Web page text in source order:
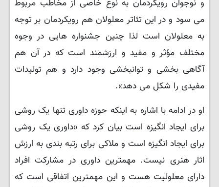
و نوجوان رویکردمان به نوع خاصی از مخاطب مربوط
می سود و در این تئاتر معلولان هم رویکردمان بر توجه
به معلولان است لذا چنین جشنواره هایی در وجوه
مختلف مؤثر و مفید و ارزشمند است که در آن هم
آگاهی بخشی و توانبخشی وجود دارد و هم تولیدات
مفیدی را شکل می دهد».
او در ادامه با اشاره به اینکه حوزه داوری تنها یک روشی
برای ایجاد انگیزه است بیان کرد که «داوری یک روشی
برای ایجاد انگیزه است و ملاکی برای رتبه بندی به ارزش
اثار هنری نیست. مهمترین داوری در مشارکت افراد
دارای معلولیت هست و این مهمترین اتفاقی است که